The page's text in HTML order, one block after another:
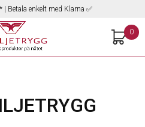
| Betala enkelt med Klarna ✅
0